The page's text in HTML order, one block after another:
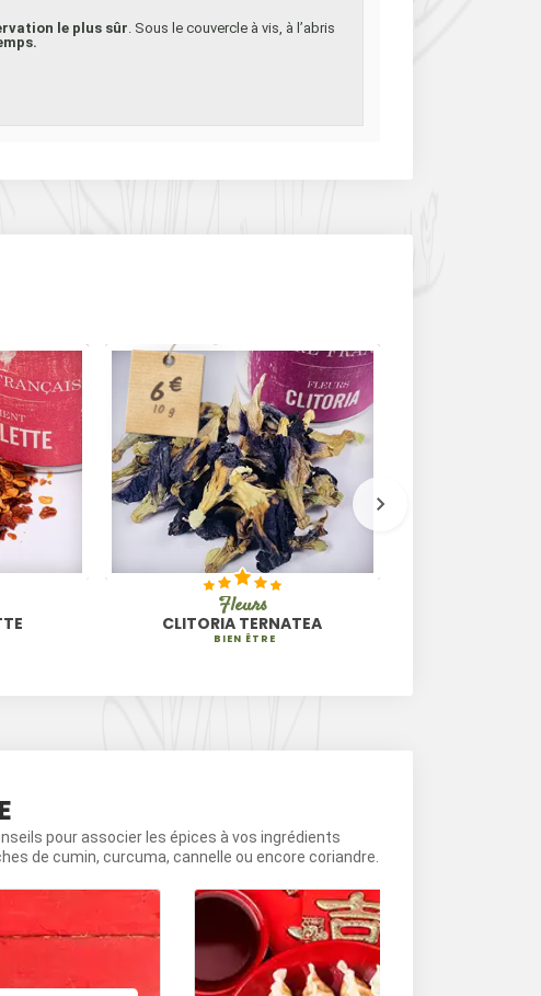
le plus sûr. Sous le couvercle à vis, à l’abris
6€
10 g
Fleurs
CLITORIA TERNATEA
BIEN ÊTRE
pour associer les épices à vos ingrédients
de cumin, curcuma, cannelle ou encore coriandre.